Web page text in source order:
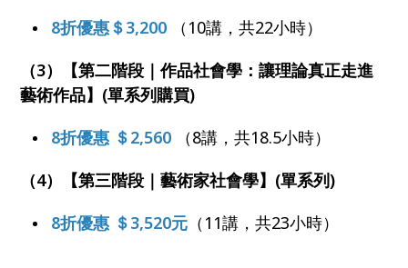
8折優惠＄3,200
（10講，共22小時）
（3）【第二階段｜作品社會學：讓理論真正走進
藝術作品】(單系列購買)
8折優惠 ＄2,560
（8講，共18.5小時）
（4）【第三階段｜藝術家社會學】(單系列)
8折優惠 ＄3,520元 （11講，共23小時）